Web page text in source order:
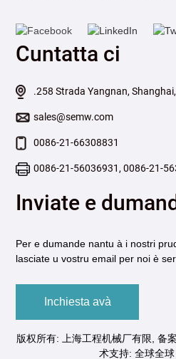
Cuntatta ci
.258 Strada Yangnan,
sales@semw.com
0086-21-66308831
0086-21-56036931, 0086-21-
Inviate e
Per e dumande nantu à i nostri
lasciate u vostru email per noi è
Inchiesta avà
版权所有: 上海工程机械厂有限, 备
术支持: 全球全